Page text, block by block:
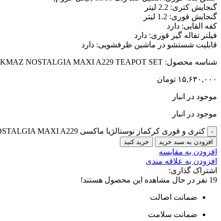
گنجایش کتری: 2.2 لیتر
گنجایش قوری: 1.2 لیتر
کفه القایی: دارد
فیلتر تفاله گیر قوری: دارد
قابلیت شستشو در ماشین ظرفشویی: دارد
شناسه محصول: NOSTALGIA MAXI A229 TEAPOT SET
۱۵,۶۳۰,۰۰۰ تومان
موجود در انبار
موجود در انبار
کتری و قوری کرکماز نوستالژیا ماکسی NOSTALGIA MAXI A229 عدد
افزودن به سبد خرید خرید کنید
افزودن به مقایسه
افزودن به علاقه مندی
اشتراک گذاری:
19 نفر در حال مشاهده این محصول هستند!
ضمانت اصالت
ضمانت سلامت